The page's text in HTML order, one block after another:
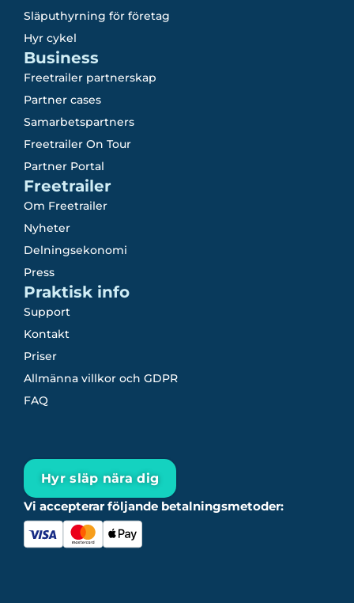
Släputhyrning för företag
Hyr cykel
Business
Freetrailer partnerskap
Partner cases
Samarbetspartners
Freetrailer On Tour
Partner Portal
Freetrailer
Om Freetrailer
Nyheter
Delningsekonomi
Press
Praktisk info
Support
Kontakt
Priser
Allmänna villkor och GDPR
FAQ
Hyr släp nära dig
Vi accepterar följande betalningsmetoder: